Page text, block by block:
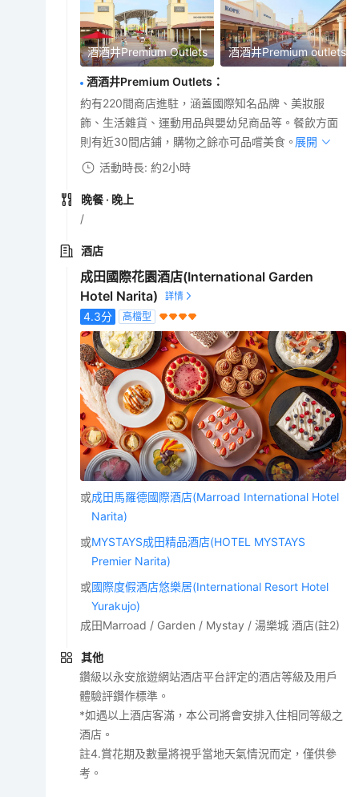
酒酒井Premium Outlets 酒酒井Premium outlets
酒酒井Premium Outlets ：
約有220間商店進駐，涵蓋國際知名品牌、美妝服
飾、生活雜貨、運動用品與嬰幼兒商品等。餐飲方面
則有近30間店鋪，購物之餘亦可品嚐美食。展開
活動時長: 約2小時
晚餐 · 晚上
/
酒店
成田國際花園酒店(International Garden
Hotel Narita)
4.3分 高檔型
或成田馬羅德國際酒店(Marroad International Hotel
Narita)
或MYSTAYS成田精品酒店(HOTEL MYSTAYS
Premier Narita)
或國際度假酒店悠樂居(International Resort Hotel
Yurakujo)
成田Marroad / Garden / Mystay / 湯樂城 酒店(註2)
其他
鑽級以永安旅遊網站酒店平台評定的酒店等級及用戶
體驗評鑽作標準。
*如遇以上酒店客滿，本公司將會安排入住相同等級之
酒店。
註4.賞花期及數量將視乎當地天氣情況而定，僅供參
考。